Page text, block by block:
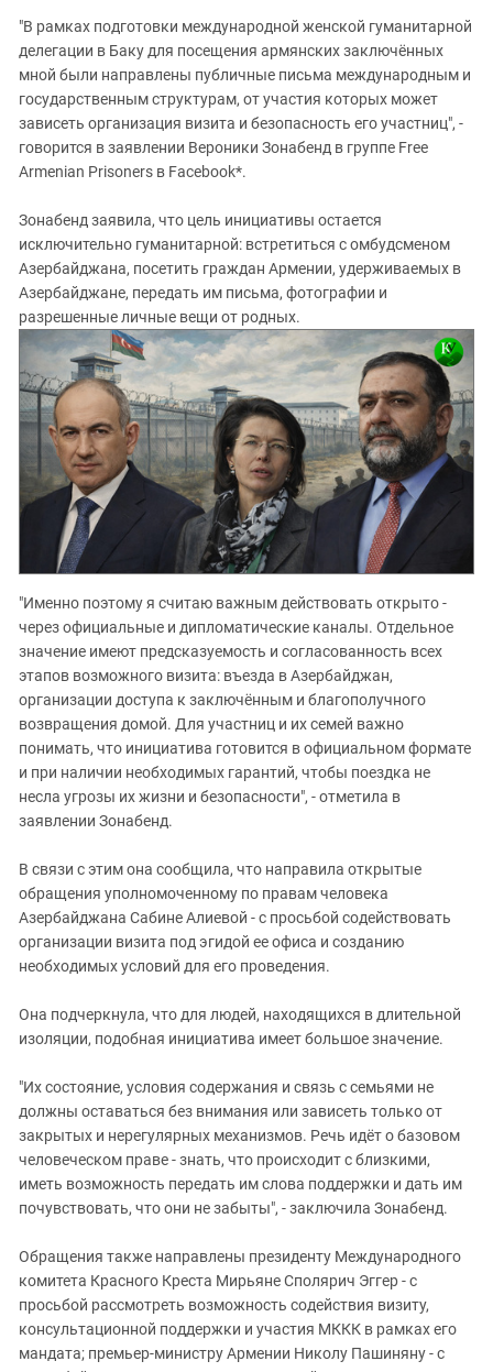
"В рамках подготовки международной женской гуманитарной
делегации в Баку для посещения армянских заключённых
мной были направлены публичные письма международным и
государственным структурам, от участия которых может
зависеть организация визита и безопасность его участниц", -
говорится в заявлении Вероники Зонабенд в группе Free
Armenian Prisoners в Facebook*.
Зонабенд заявила, что цель инициативы остается
исключительно гуманитарной: встретиться с омбудсменом
Азербайджана, посетить граждан Армении, удерживаемых в
Азербайджане, передать им письма, фотографии и
разрешенные личные вещи от родных.
"Именно поэтому я считаю важным действовать открыто -
через официальные и дипломатические каналы. Отдельное
значение имеют предсказуемость и согласованность всех
этапов возможного визита: въезда в Азербайджан,
организации доступа к заключённым и благополучного
возвращения домой. Для участниц и их семей важно
понимать, что инициатива готовится в официальном формате
и при наличии необходимых гарантий, чтобы поездка не
несла угрозы их жизни и безопасности", - отметила в
заявлении Зонабенд.
В связи с этим она сообщила, что направила открытые
обращения уполномоченному по правам человека
Азербайджана Сабине Алиевой - с просьбой содействовать
организации визита под эгидой ее офиса и созданию
необходимых условий для его проведения.
Она подчеркнула, что для людей, находящихся в длительной
изоляции, подобная инициатива имеет большое значение.
"Их состояние, условия содержания и связь с семьями не
должны оставаться без внимания или зависеть только от
закрытых и нерегулярных механизмов. Речь идёт о базовом
человеческом праве - знать, что происходит с близкими,
иметь возможность передать им слова поддержки и дать им
почувствовать, что они не забыты", - заключила Зонабенд.
Обращения также направлены президенту Международного
комитета Красного Креста Мирьяне Сполярич Эггер - с
просьбой рассмотреть возможность содействия визиту,
консультационной поддержки и участия МККК в рамках его
мандата; премьер-министру Армении Николу Пашиняну - с